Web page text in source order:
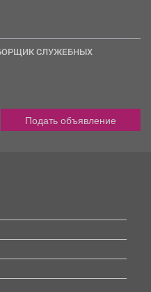
Подать объявление